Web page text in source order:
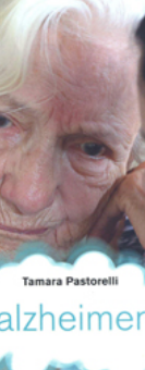
AL CARRELLO